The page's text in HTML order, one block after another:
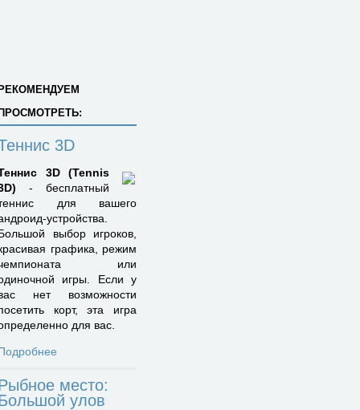
3D
3D (Tennis
- бесплатный
для вашего
устройства.
выбор игроков,
графика, режим
или
игры. Если у
нет возможности
корт, эта игра
для вас.
место:
улов